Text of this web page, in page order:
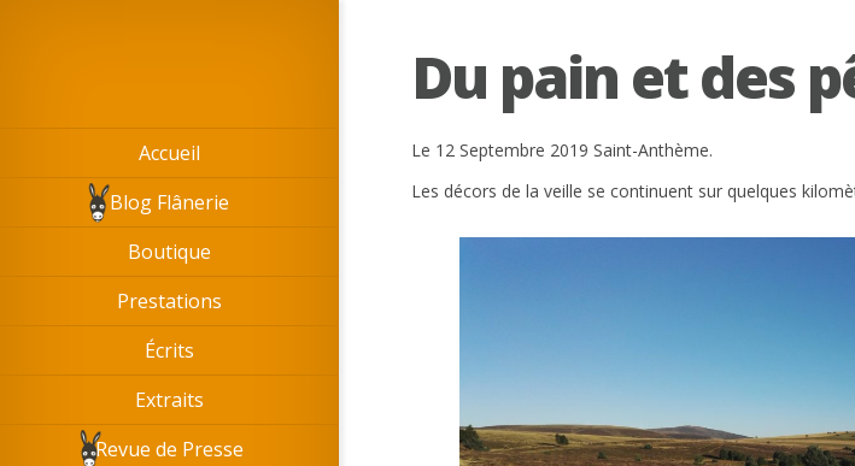
Accueil
Blog Flânerie
Boutique
Prestations
Écrits
Extraits
Revue de Presse
Du pain et des
Le 12 Septembre 2019 Saint-Anthème.
Les décors de la veille se continuent sur quelques